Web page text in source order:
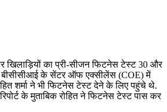
खिलाड़ियों का प्री-सीजन फिटनेस टेस्ट 30 और
के सेंटर ऑफ एक्सीलेंस (COE) में
शर्मा ने भी फिटनेस टेस्ट देने के लिए पहुंचे थे.
के मुताबिक रोहित ने फिटनेस टेस्ट पास कर